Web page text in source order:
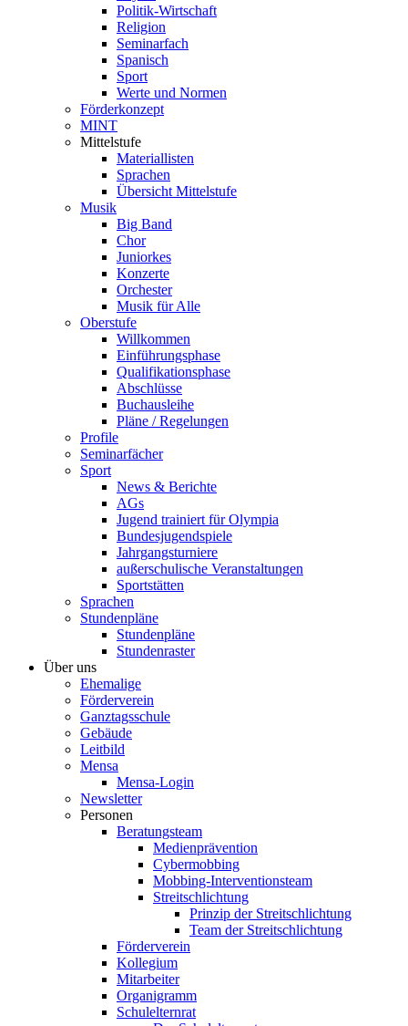
Politik-Wirtschaft
Religion
Seminarfach
Spanisch
Sport
Werte und Normen
Förderkonzept
MINT
Mittelstufe
Materiallisten
Sprachen
Übersicht Mittelstufe
Musik
Big Band
Chor
Juniorkes
Konzerte
Orchester
Musik für Alle
Oberstufe
Willkommen
Einführungsphase
Qualifikationsphase
Abschlüsse
Buchausleihe
Pläne / Regelungen
Profile
Seminarfächer
Sport
News & Berichte
AGs
Jugend trainiert für Olympia
Bundesjugendspiele
Jahrgangsturniere
außerschulische Veranstaltungen
Sportstätten
Sprachen
Stundenpläne
Stundenpläne
Stundenraster
Über uns
Ehemalige
Förderverein
Ganztagsschule
Gebäude
Leitbild
Mensa
Mensa-Login
Newsletter
Personen
Beratungsteam
Medienprävention
Cybermobbing
Mobbing-Interventionsteam
Streitschlichtung
Prinzip der Streitschlichtung
Team der Streitschlichtung
Förderverein
Kollegium
Mitarbeiter
Organigramm
Schulelternrat